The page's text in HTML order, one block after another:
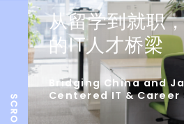
从留学到就职
的IT人才桥梁
Bridging China and
Centered IT & Career